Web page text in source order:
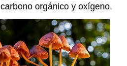
orgánico y oxígeno.